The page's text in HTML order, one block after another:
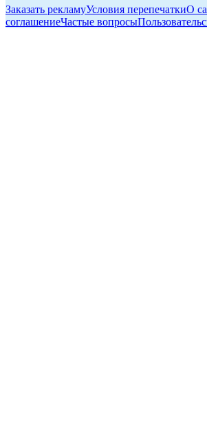
Заказать рекламуУсловия перепечаткиО
соглашениеЧастые вопросы